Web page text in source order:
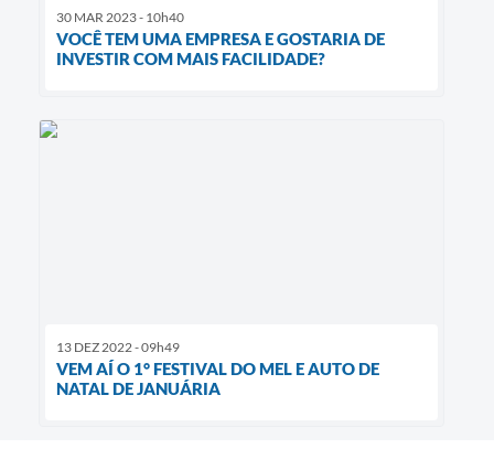
30 MAR 2023 - 10h40
VOCÊ TEM UMA EMPRESA E GOSTARIA DE
INVESTIR COM MAIS FACILIDADE?
13 DEZ 2022 - 09h49
VEM AÍ O 1° FESTIVAL DO MEL E AUTO DE
NATAL DE JANUÁRIA